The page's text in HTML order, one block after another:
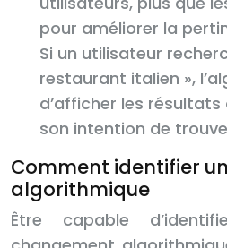
pour améliorer la
Si un utilisateur
restaurant italien »,
d’afficher les
son intention de
Comment identifier
algorithmique
Être capable